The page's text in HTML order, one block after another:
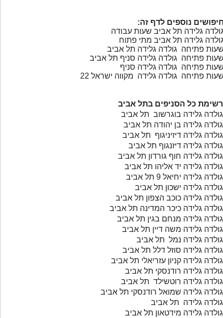
נוספים לדף זה:
גלידה תל אביב שעות עבודה
גלידה תל אביב מתי פתוח
פתיחה גולדה גלידה תל אביב
פתיחה גולדה גלידה סניף תל אביב
פתיחה גולדה גלידה סניף
פתיחה גולדה גלידה מקווה ישראל 22
רשימת כל הסניפים בתל אביב
גולדה גלידה בוגרשוב תל אביב
גולדה גלידה בן יהודה תל אביב
גולדה גלידה דיזיניגוף תל אביב
גולדה גלידה דיזנגוף תל אביב
גולדה גלידה חוף גורדון תל אביב
גולדה גלידה יד אליהו תל אביב
גולדה גלידה יחיאל 9 תל אביב
גולדה גלידה ישכון תל אביב
גולדה גלידה כוכב הצפון תל אביב
גולדה גלידה כיכר המדינה תל אביב
גולדה גלידה מנחם בגין תל אביב
גולדה גלידה משה דיין תל אביב
גולדה גלידה נמל תל אביב
גולדה גלידה סוזל דלל תל אביב
גולדה גלידה קניון עזריאלי תל אביב
גולדה גלידה רודנסקי תל אביב
גולדה גלידה רוטשילד תל אביב
גולדה גלידה שמואל רודנסקי תל אביב
גולדה גלידה תל אביב
גולדה גלידה מידטאון תל אביב